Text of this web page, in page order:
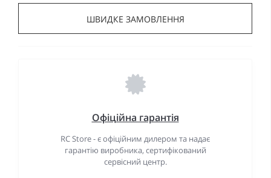
ШВИДКЕ ЗАМОВЛЕННЯ
Офіційна гарантія
RC Store - є офіційним дилером та надає
гарантію виробника, сертифікований
сервісний центр.